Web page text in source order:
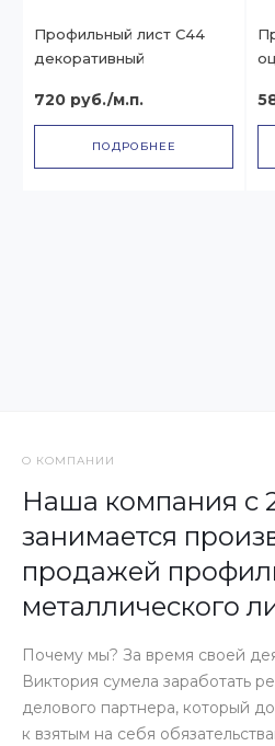
Профильный лист С44
декоративный
720 руб./м.п.
ПОДРОБНЕЕ
О КОМПАНИИ
Наша компания с
занимается
продажей
металлического
Почему мы? За время своей
Виктория сумела заработать
делового партнера, который
к взятым на себя